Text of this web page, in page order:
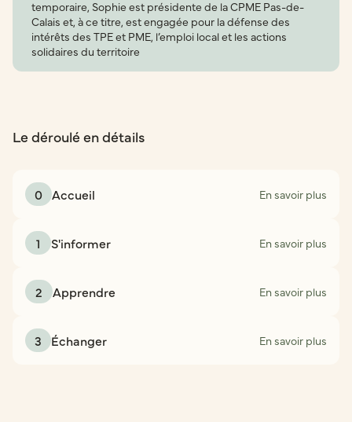
temporaire, Sophie est présidente de la CPME Pas-de-
Calais et, à ce titre, est engagée pour la défense des
intérêts des TPE et PME, l’emploi local et les actions
solidaires du territoire
Le déroulé en détails
0 Accueil En savoir plus
1 S'informer En savoir plus
2 Apprendre En savoir plus
3 Échanger En savoir plus